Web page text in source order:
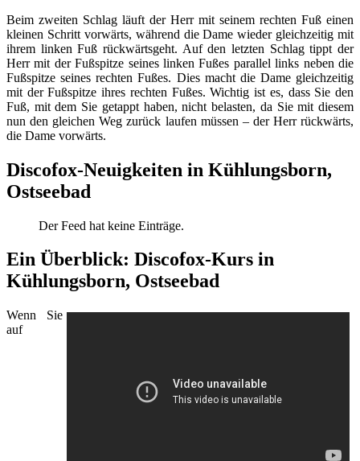
Beim zweiten Schlag läuft der Herr mit seinem rechten Fuß einen
kleinen Schritt vorwärts, während die Dame wieder gleichzeitig mit
ihrem linken Fuß rückwärtsgeht. Auf den letzten Schlag tippt der
Herr mit der Fußspitze seines linken Fußes parallel links neben die
Fußspitze seines rechten Fußes. Dies macht die Dame gleichzeitig
mit der Fußspitze ihres rechten Fußes. Wichtig ist es, dass Sie den
Fuß, mit dem Sie getappt haben, nicht belasten, da Sie mit diesem
nun den gleichen Weg zurück laufen müssen – der Herr rückwärts,
die Dame vorwärts.
Discofox-Neuigkeiten in Kühlungsborn,
Ostseebad
Der Feed hat keine Einträge.
Ein Überblick: Discofox-Kurs in
Kühlungsborn, Ostseebad
Wenn Sie
auf